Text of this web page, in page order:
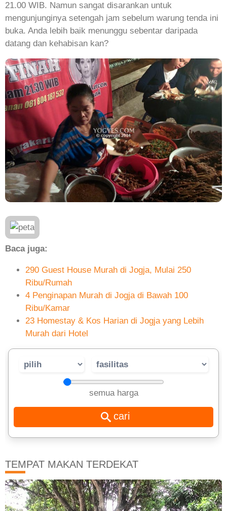
21.00 WIB. Namun sangat disarankan untuk
mengunjunginya setengah jam sebelum warung tenda ini
buka. Anda lebih baik menunggu sebentar daripada
datang dan kehabisan kan?
Baca juga:
290 Guest House Murah di Jogja, Mulai 250
Ribu/Rumah
4 Penginapan Murah di Jogja di Bawah 100
Ribu/Kamar
23 Homestay & Kos Harian di Jogja yang Lebih
Murah dari Hotel
semua harga
TEMPAT MAKAN TERDEKAT